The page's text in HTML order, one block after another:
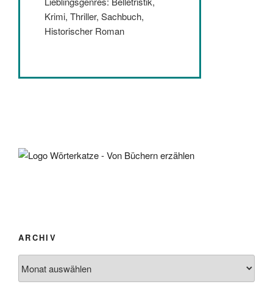
Krimi, Thriller, Sachbuch,
Historischer Roman
ARCHIV